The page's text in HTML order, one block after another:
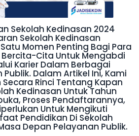
Sekolah Kedinasan 2024
Sekolah Kedinasan
Momen Penting Bagi Para
Bercita-Cita Untuk Mengabdi
Karier Dalam Berbagai
Dalam Artikel Ini, Kami
Rinci Tentang Kapan
Kedinasan Untuk Tahun
Proses Pendaftarannya,
Untuk Mengikuti
Pendidikan Di Sekolah
Depan Pelayanan Publik.